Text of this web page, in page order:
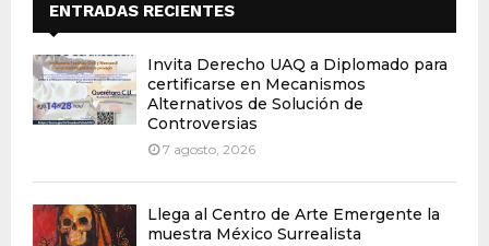
ENTRADAS RECIENTES
Invita Derecho UAQ a Diplomado para
certificarse en Mecanismos
Alternativos de Solución de
Controversias
7 agosto, 2026
Llega al Centro de Arte Emergente la
muestra México Surrealista